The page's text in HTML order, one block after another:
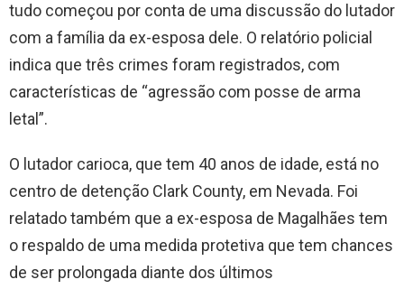
tudo começou por conta de uma discussão do lutador
com a família da ex-esposa dele. O relatório policial
indica que três crimes foram registrados, com
características de “agressão com posse de arma
letal”.
O lutador carioca, que tem 40 anos de idade, está no
centro de detenção Clark County, em Nevada. Foi
relatado também que a ex-esposa de Magalhães tem
o respaldo de uma medida protetiva que tem chances
de ser prolongada diante dos últimos